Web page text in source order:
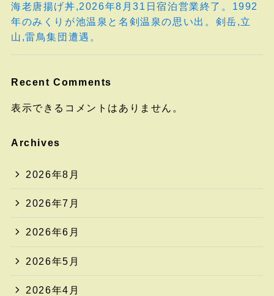
海老唐揚げ丼,2026年8月31日宿泊営業終了。1992
年のみくりが池温泉と名剣温泉の思い出。剣岳,立
山,雷鳥集団遭遇。
Recent Comments
表示できるコメントはありません。
Archives
2026年8月
2026年7月
2026年6月
2026年5月
2026年4月